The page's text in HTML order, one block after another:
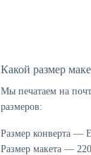
Какой размер
Мы печатаем на
размеров:
Размер конверта —
Размер макета —